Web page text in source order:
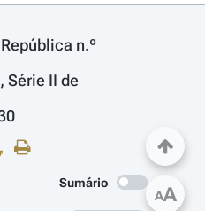
n.º
Série II de
Sumário
AA